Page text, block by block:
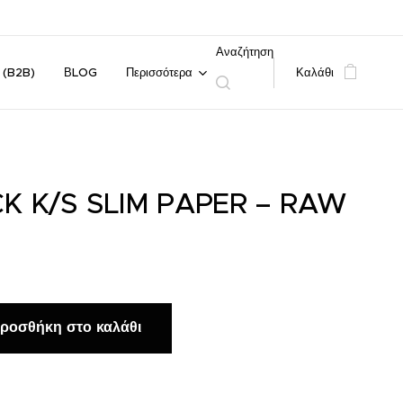
(B2B) ΒLOG Περισσότερα
Αναζήτηση
Καλάθι
K/S SLIM PAPER – RAW
στο καλάθι